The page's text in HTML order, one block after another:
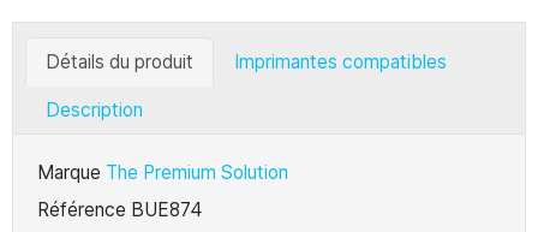
Détails du produit Imprimantes compatibles
Description
Marque The Premium Solution
Référence BUE874